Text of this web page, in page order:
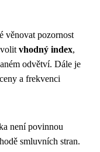
věnovat pozornost
vhodný index,
odvětví. Dále je
a frekvenci
není povinnou
smluvních stran.